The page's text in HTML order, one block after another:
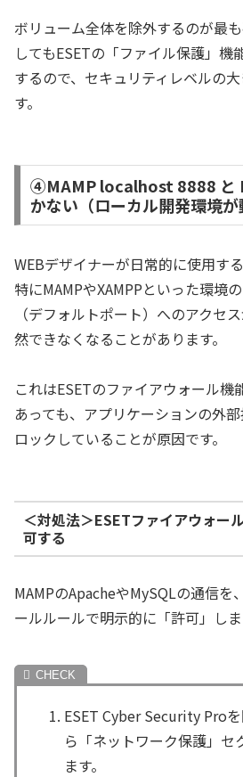
ボリューム全体を除外するのが最
してもESETの「ファイル保護」機
するので、セキュリティレベルの
す。
④MAMP localhost 8888 と
かない（ローカル開発環境が
WEBデザイナーが日常的に使用す
特にMAMPやXAMPPといった環境
（デフォルトポート）へのアクセ
然できなくなることがあります。
これはESETのファイアウォール機
あっても、アプリケーションの外
ロックしていることが原因です。
＜対処法＞ESETファイアウォー
可する
MAMPのApacheやMySQLの通信を
ールルールで明示的に「許可」しま
ESET Cyber Security Pro
ら「ネットワーク保護」セ
ます。